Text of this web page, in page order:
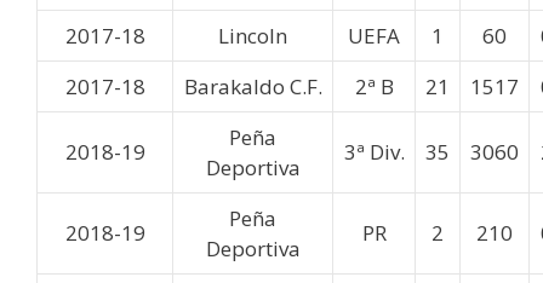
2017-18
Lincoln UEFA 1 60
2017-18
Barakaldo C.F. 2ª B 21 1517
2018-19
Peña
Deportiva
3ª Div. 35 3060
2018-19
Peña
Deportiva
PR 2 210